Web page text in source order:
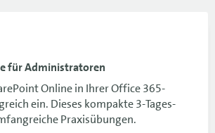
für Administratoren
Online in Ihrer Office 365-
ein. Dieses kompakte 3-Tages-
Praxisübungen.